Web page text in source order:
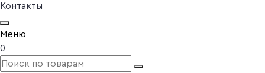
Контакты
Меню
0